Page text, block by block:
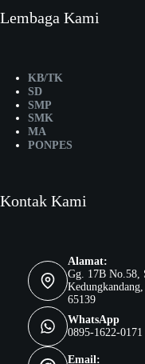
Lembaga Kami
KB/TK
SD
SMP
SMK
MA
PONPES
Kontak Kami
Alamat:
Gg. 17B No.58,
65139
WhatsApp
0895-1622-0171
Email: